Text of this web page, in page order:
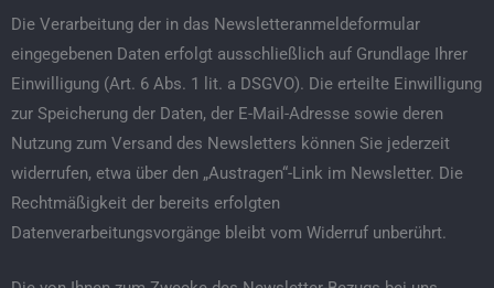
Die Verarbeitung der in das Newsletteranmeldeformular
eingegebenen Daten erfolgt ausschließlich auf Grundlage Ihrer
Einwilligung (Art. 6 Abs. 1 lit. a DSGVO). Die erteilte Einwilligung
zur Speicherung der Daten, der E-Mail-Adresse sowie deren
Nutzung zum Versand des Newsletters können Sie jederzeit
widerrufen, etwa über den „Austragen“-Link im Newsletter. Die
Rechtmäßigkeit der bereits erfolgten
Datenverarbeitungsvorgänge bleibt vom Widerruf unberührt.